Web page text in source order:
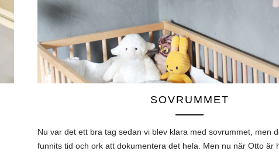
SOVRUMMET
Nu var det ett bra tag sedan vi blev klara med sovrummet, men
funnits tid och ork att dokumentera det hela. Men nu när Otto är